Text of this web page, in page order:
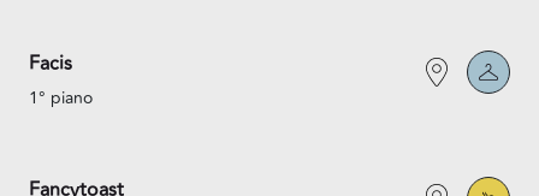
Facis
1° piano
Fancytoast